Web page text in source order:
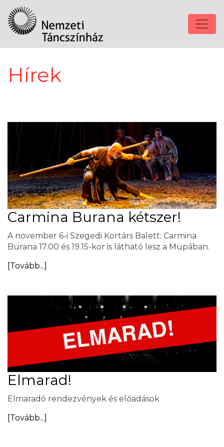
Hírek
Carmina Burana kétszer!
A november 6-i Szegedi Kortárs Balett: Carmina
Burana 17.00 és 19.15-kor is látható lesz a Müpában.
[Tovább...]
Elmarad!
Elmaradó rendezvények és előadások
[Tovább...]